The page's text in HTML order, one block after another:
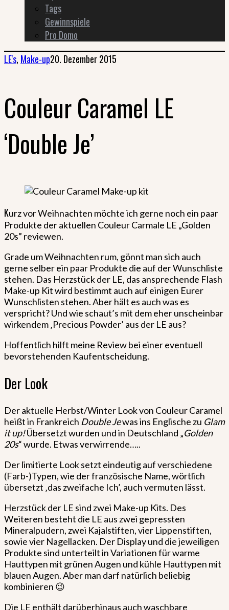
Tags
Gewinnspiele
Pro Domo
LE's, Make-up20. Dezember 2015
Couleur Caramel LE
‘Double Je’
Kurz vor Weihnachten möchte ich gerne noch ein paar
Produkte der aktuellen Couleur Carmale LE „Golden
20s” reviewen.
Grade um Weihnachten rum, gönnt man sich auch
gerne selber ein paar Produkte die auf der Wunschliste
stehen. Das Herzstück der LE, das ansprechende Flash
Make-up Kit wird bestimmt auch auf einigen Eurer
Wunschlisten stehen. Aber hält es auch was es
verspricht? Und wie schaut’s mit dem eher unscheinbar
wirkendem ‚Precious Powder’ aus der LE aus?
Hoffentlich hilft meine Review bei einer eventuell
bevorstehenden Kaufentscheidung.
Der Look
Der aktuelle Herbst/Winter Look von Couleur Caramel
heißt in Frankreich Double Jewas ins Englische zu Glam
it up!Übersetzt wurden und in Deutschland „Golden
20s“ wurde. Etwas verwirrende…..
Der limitierte Look setzt eindeutig auf verschiedene
(Farb-)Typen, wie der französische Name, wörtlich
übersetzt ‚das zweifache Ich’, auch vermuten lässt.
Herzstück der LE sind zwei Make-up Kits. Des
Weiteren besteht die LE aus zwei gepressten
Mineralpudern, zwei Kajalstiften, vier Lippenstiften,
sowie vier Nagellacken. Der Display und die jeweiligen
Produkte sind unterteilt in Variationen für warme
Hauttypen mit grünen Augen und kühle Hauttypen mit
blauen Augen. Aber man darf natürlich beliebig
kombinieren 😉
Die LE enthält darüberhinaus auch waschbare